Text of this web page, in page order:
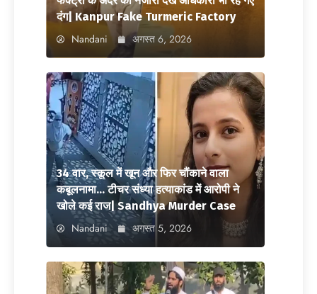
दंग| Kanpur Fake Turmeric Factory
Nandani अगस्त 6, 2026
34 वार, स्कूल में खून और फिर चौंकाने वाला
कबूलनामा… टीचर संध्या हत्याकांड में आरोपी ने
खोले कई राज| Sandhya Murder Case
Nandani अगस्त 5, 2026